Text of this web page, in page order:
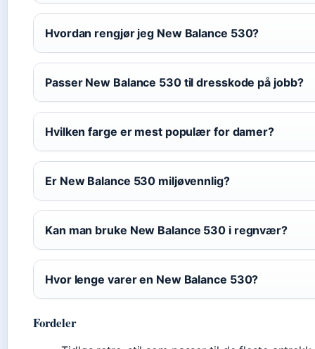
Hvordan rengjør jeg New Balance 530?
Passer New Balance 530 til dresskode på jobb?
Hvilken farge er mest populær for damer?
Er New Balance 530 miljøvennlig?
Kan man bruke New Balance 530 i regnvær?
Hvor lenge varer en New Balance 530?
Fordeler